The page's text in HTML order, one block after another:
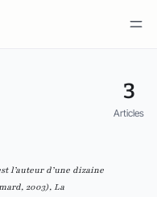
3
Articles
l’auteur d’une dizaine
2003),La